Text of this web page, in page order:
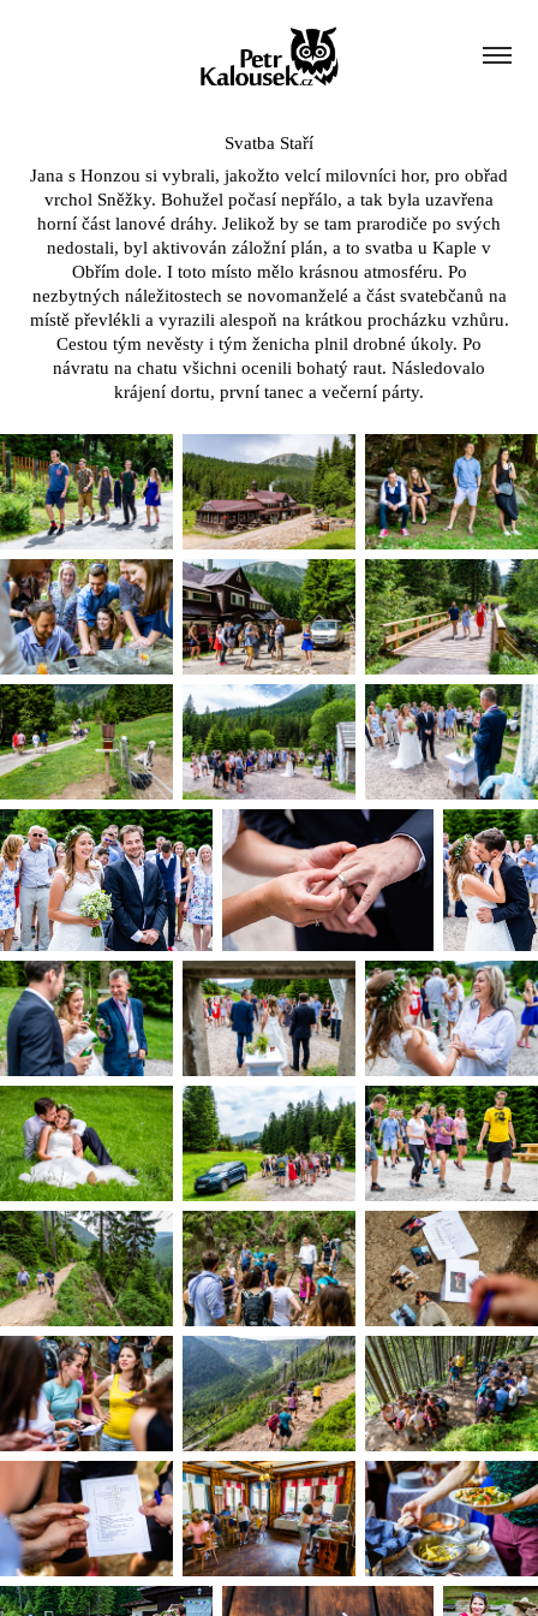
Svatba Staří
Jana s Honzou si vybrali, jakožto velcí milovníci hor, pro obřad
vrchol Sněžky. Bohužel počasí nepřálo, a tak byla uzavřena
horní část lanové dráhy. Jelikož by se tam prarodiče po svých
nedostali, byl aktivován záložní plán, a to svatba u Kaple v
Obřím dole. I toto místo mělo krásnou atmosféru. Po
nezbytných náležitostech se novomanželé a část svatebčanů na
místě převlékli a vyrazili alespoň na krátkou procházku vzhůru.
Cestou tým nevěsty i tým ženicha plnil drobné úkoly. Po
návratu na chatu všichni ocenili bohatý raut. Následovalo
krájení dortu, první tanec a večerní párty.